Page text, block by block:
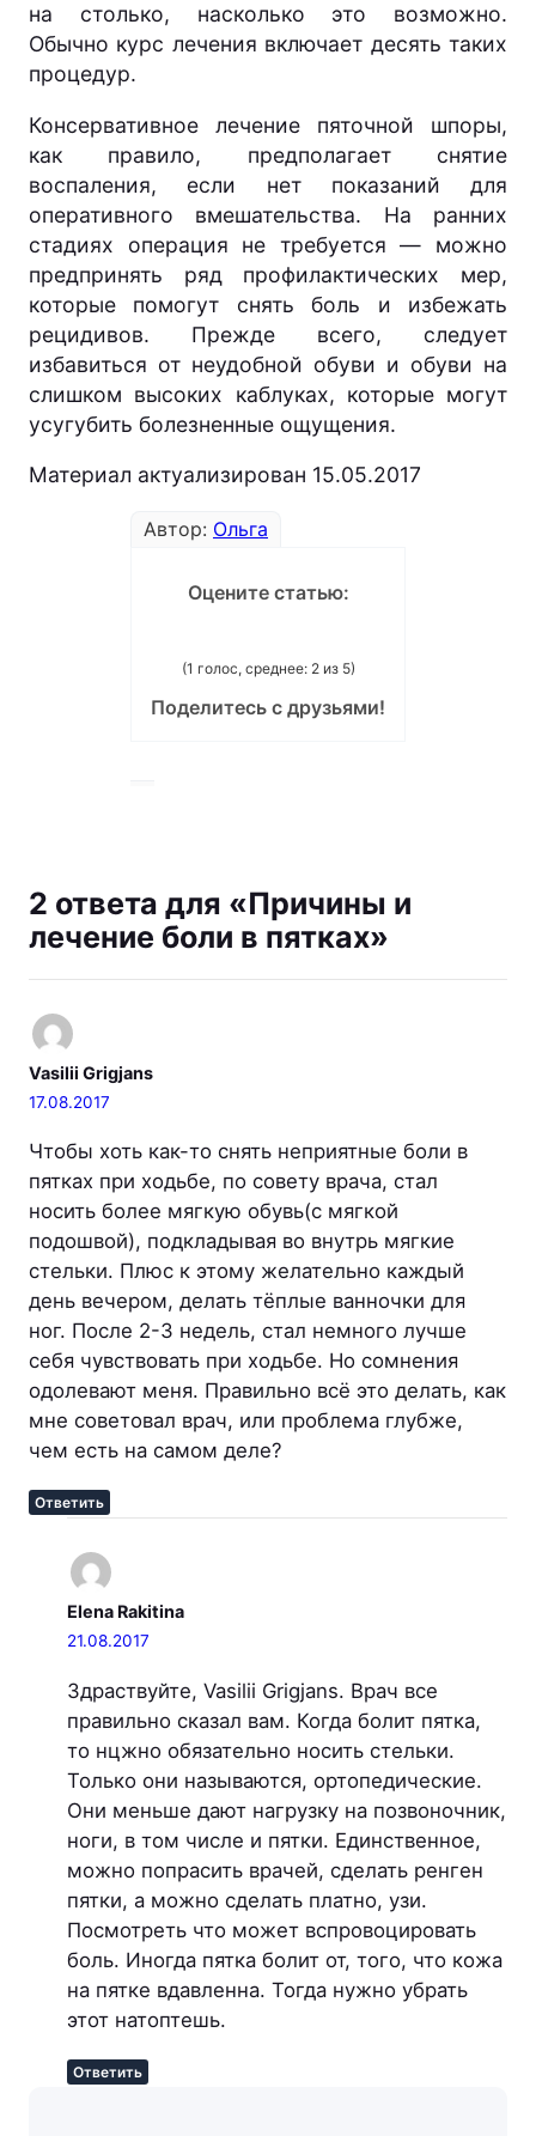
на столько, насколько это возможно.
Обычно курс лечения включает десять таких
процедур.
Консервативное лечение пяточной шпоры,
как правило, предполагает снятие
воспаления, если нет показаний для
оперативного вмешательства. На ранних
стадиях операция не требуется — можно
предпринять ряд профилактических мер,
которые помогут снять боль и избежать
рецидивов. Прежде всего, следует
избавиться от неудобной обуви и обуви на
слишком высоких каблуках, которые могут
усугубить болезненные ощущения.
Материал актуализирован 15.05.2017
Автор: Ольга
Оцените статью:
(1 голос, среднее: 2 из 5)
Поделитесь с друзьями!
2 ответа для «Причины и
лечение боли в пятках»
Vasilii Grigjans
17.08.2017
Чтобы хоть как-то снять неприятные боли в
пятках при ходьбе, по совету врача, стал
носить более мягкую обувь(с мягкой
подошвой), подкладывая во внутрь мягкие
стельки. Плюс к этому желательно каждый
день вечером, делать тёплые ванночки для
ног. После 2-3 недель, стал немного лучше
себя чувствовать при ходьбе. Но сомнения
одолевают меня. Правильно всё это делать, как
мне советовал врач, или проблема глубже,
чем есть на самом деле?
Ответить
Elena Rakitina
21.08.2017
Здраствуйте, Vasilii Grigjans. Врач все
правильно сказал вам. Когда болит пятка,
то нцжно обязательно носить стельки.
Только они называются, ортопедические.
Они меньше дают нагрузку на позвоночник,
ноги, в том числе и пятки. Единственное,
можно попрасить врачей, сделать ренген
пятки, а можно сделать платно, узи.
Посмотреть что может вспровоцировать
боль. Иногда пятка болит от, того, что кожа
на пятке вдавленна. Тогда нужно убрать
этот натоптешь.
Ответить